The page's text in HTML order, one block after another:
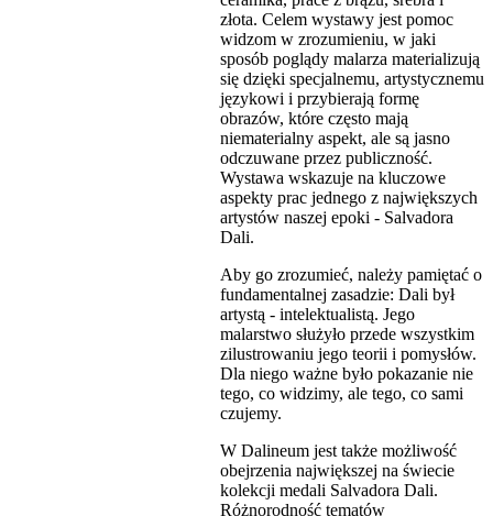
złota. Celem wystawy jest pomoc
widzom w zrozumieniu, w jaki
sposób poglądy malarza materializują
się dzięki specjalnemu, artystycznemu
językowi i przybierają formę
obrazów, które często mają
niematerialny aspekt, ale są jasno
odczuwane przez publiczność.
Wystawa wskazuje na kluczowe
aspekty prac jednego z największych
artystów naszej epoki - Salvadora
Dali.
Aby go zrozumieć, należy pamiętać o
fundamentalnej zasadzie: Dali był
artystą - intelektualistą. Jego
malarstwo służyło przede wszystkim
zilustrowaniu jego teorii i pomysłów.
Dla niego ważne było pokazanie nie
tego, co widzimy, ale tego, co sami
czujemy.
W Dalineum jest także możliwość
obejrzenia największej na świecie
kolekcji medali Salvadora Dali.
Różnorodność tematów